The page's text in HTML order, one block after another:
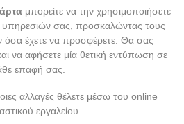
μπορείτε να την χρησιμοποιήσετε
υπηρεσιών σας, προσκαλώντας τους
όσα έχετε να προσφέρετε. Θα σας
να αφήσετε μία θετική εντύπωση σε
επαφή σας.
αλλαγές θέλετε μέσω του online
εργαλείου.